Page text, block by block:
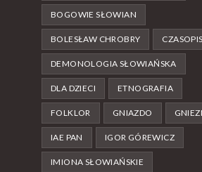
BOGOWIE SŁOWIAN
BOLESŁAW CHROBRY
DEMONOLOGIA SŁOWIAŃSKA
DLA DZIECI ETNOGRAFIA
FOLKLOR GNIAZDO
IAE PAN IGOR GÓREWICZ
IMIONA SŁOWIAŃSKIE